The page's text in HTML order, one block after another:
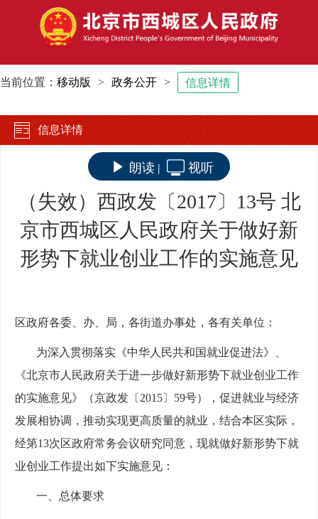
当前位置： 移动版 > 政务公开 > 信息详情
信息详情
朗读 | 视听
（失效）西政发〔2017〕13号 北
京市西城区人民政府关于做好新
形势下就业创业工作的实施意见
区政府各委、办、局，各街道办事处，各有关单位：
为深入贯彻落实《中华人民共和国就业促进法》、
《北京市人民政府关于进一步做好新形势下就业创业工作
的实施意见》（京政发〔2015〕59号），促进就业与经济
发展相协调，推动实现更高质量的就业，结合本区实际，
经第13次区政府常务会议研究同意，现就做好新形势下就
业创业工作提出如下实施意见：
一、总体要求